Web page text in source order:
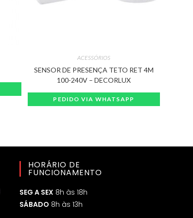
ACESSÓRIOS
SENSOR DE PRESENÇA TETO RET 4M
100-240V – DECORLUX
PEDIDO VIA WHATSAPP
HORÁRIO DE
FUNCIONAMENTO
SEG A SEX 8h às 18h
SÁBADO 8h às 13h